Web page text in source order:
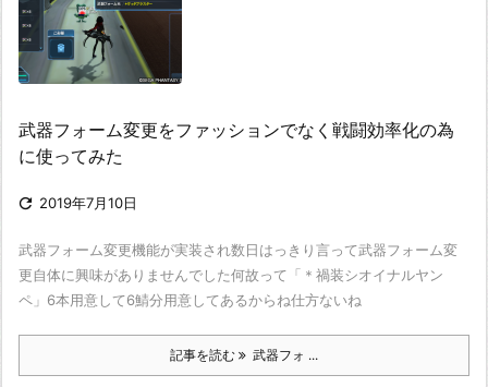
武器フォーム変更をファッションでなく戦闘効率化の為
に使ってみた
 2019年7月10日
武器フォーム変更機能が実装され数日はっきり言って武器フォーム変
更自体に興味がありませんでした何故って「＊禍装シオイナルヤン
ペ」6本用意して6鯖分用意してあるからね仕方ないね
記事を読む 武器フォ ...